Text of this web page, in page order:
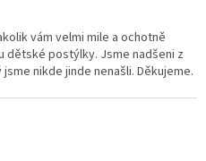
5 z 5 hvězdiček.
vám velmi mile a ochotně
dětské postýlky. Jsme nadšeni z
nikde jinde nenašli. Děkujeme.
5 z 5 hvězdiček.